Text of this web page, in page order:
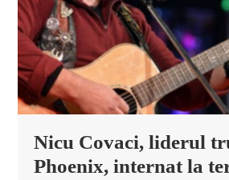
Nicu Covaci, liderul
Phoenix, internat la